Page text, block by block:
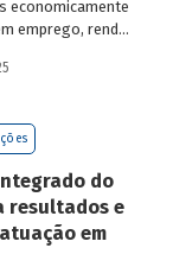
economicamente
emprego, renda
são excludentes.
preservação das
de utilização
desenvolvimento
do
resultados e
em